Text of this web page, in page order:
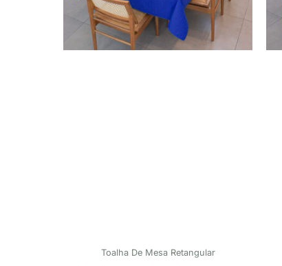
Toalha De Mesa Retangular